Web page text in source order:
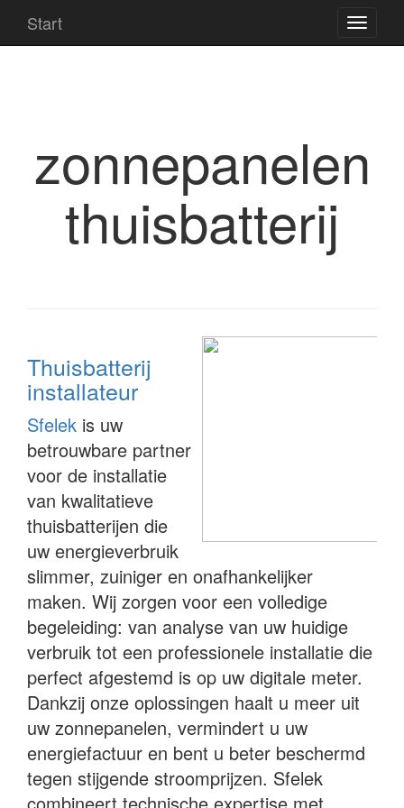
Start
zonnepanelen
thuisbatterij
Thuisbatterij
installateur
Sfelek is uw
betrouwbare partner
voor de installatie
van kwalitatieve
thuisbatterijen die
uw energieverbruik
slimmer, zuiniger en onafhankelijker
maken. Wij zorgen voor een volledige
begeleiding: van analyse van uw huidige
verbruik tot een professionele installatie die
perfect afgestemd is op uw digitale meter.
Dankzij onze oplossingen haalt u meer uit
uw zonnepanelen, vermindert u uw
energiefactuur en bent u beter beschermd
tegen stijgende stroomprijzen. Sfelek